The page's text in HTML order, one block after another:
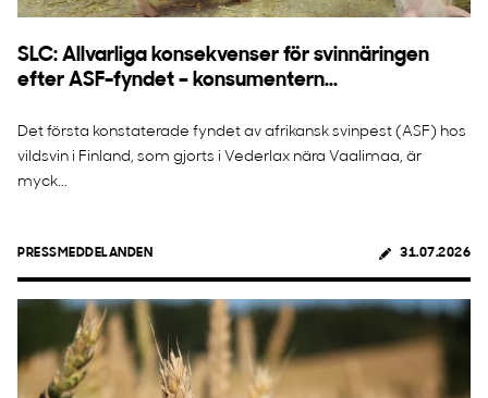
SLC: Allvarliga konsekvenser för svinnäringen
efter ASF-fyndet – konsumentern...
Det första konstaterade fyndet av afrikansk svinpest (ASF) hos
vildsvin i Finland, som gjorts i Vederlax nära Vaalimaa, är
myck...
PRESSMEDDELANDEN 31.07.2026